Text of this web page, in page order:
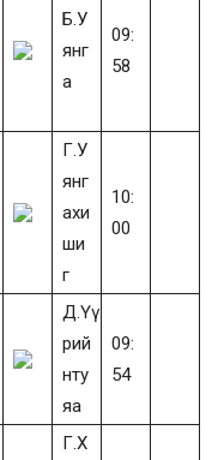
Б.У
янг
а
09:
58
Г.У
янг
ахи
ши
г
10:
00
Д.Үү
рий
нту
яа
09:
54
Г.Х